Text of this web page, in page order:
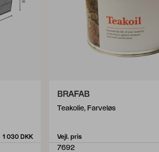
1 030 DKK
BRAFAB
Teakolie, Farveløs
Vejl. pris
7692